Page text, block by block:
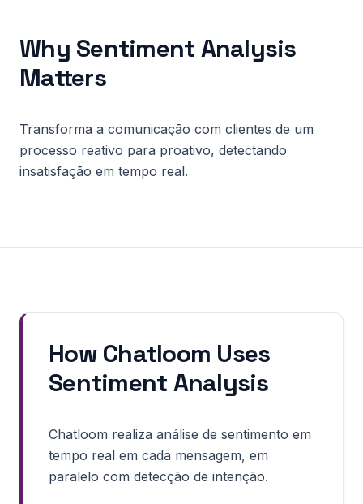
Why Sentiment Analysis
Matters
Transforma a comunicação com clientes de um
processo reativo para proativo, detectando
insatisfação em tempo real.
How Chatloom Uses
Sentiment Analysis
Chatloom realiza análise de sentimento em
tempo real em cada mensagem, em
paralelo com detecção de intenção.